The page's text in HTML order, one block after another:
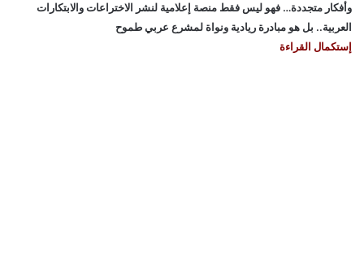
وأفكار متجددة… فهو ليس فقط منصة إعلامية لنشر الاختراعات والابتكارات
العربية.. بل هو مبادرة ريادية ونواة لمشرع عربي طموح
إستكمال القراءة